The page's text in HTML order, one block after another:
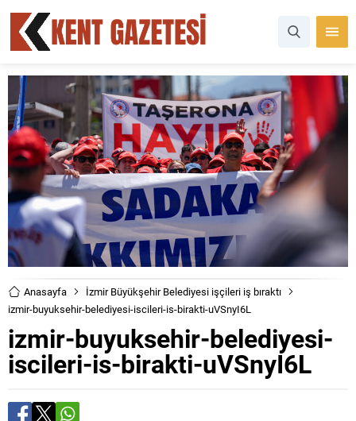
Anasayfa
İzmir Büyükşehir Belediyesi işçileri iş bıraktı
izmir-buyuksehir-belediyesi-iscileri-is-birakti-uVSnyI6L
izmir-buyuksehir-belediyesi-
iscileri-is-birakti-uVSnyI6L